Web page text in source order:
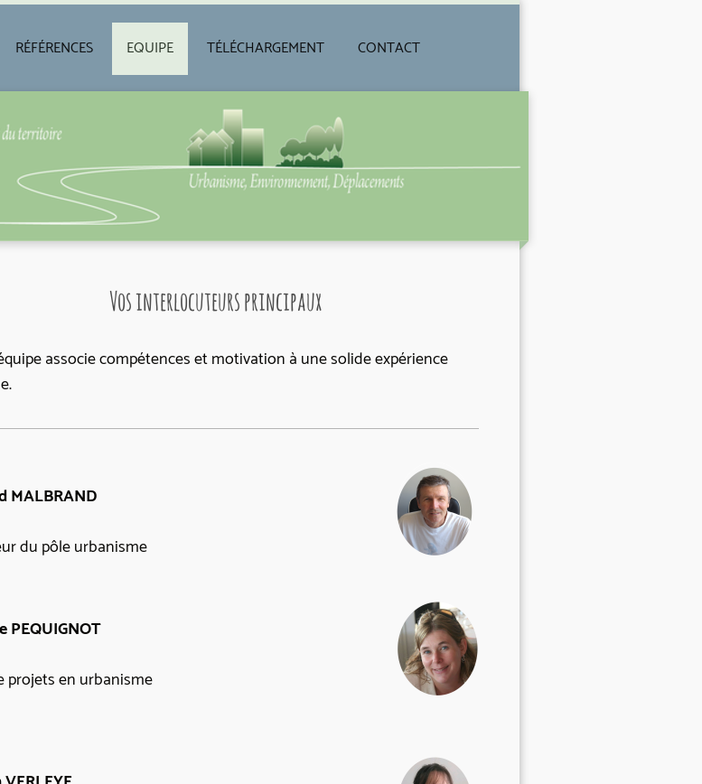
RÉFÉRENCES EQUIPE TÉLÉCHARGEMENT CONTACT
Vos interlocuteurs principaux
associe compétences et motivation à une solide expérience
MALBRAND
du pôle urbanisme
PEQUIGNOT
projets en urbanisme